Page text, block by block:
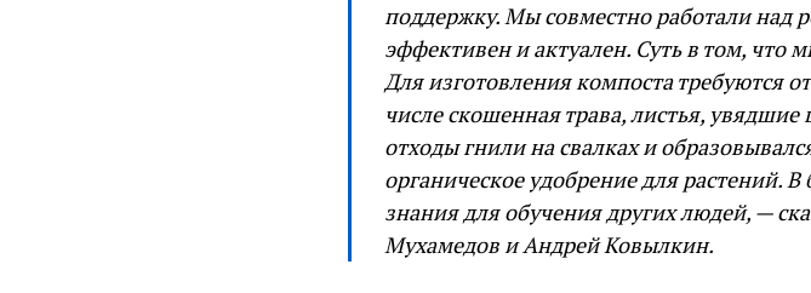
поддержку. Мы совместно работали над
эффективен и актуален. Суть в том, что
Для изготовления компоста требуются
числе скошенная трава, листья,
отходы гнили на свалках и
органическое удобрение для растений.
знания для обучения других людей, —
Мухамедов и Андрей Ковылкин.